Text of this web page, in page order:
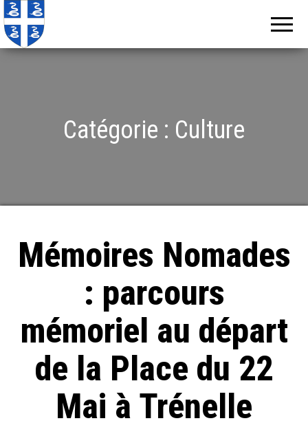
Catégorie : Culture
Mémoires Nomades
: parcours
mémoriel au départ
de la Place du 22
Mai à Trénelle